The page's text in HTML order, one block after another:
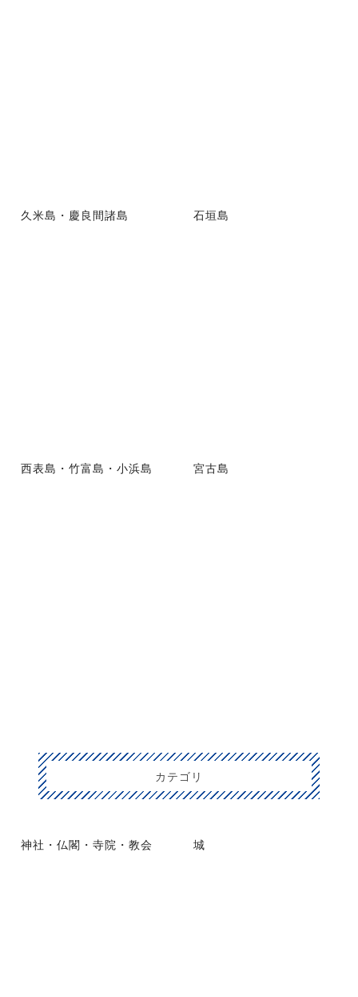
久米島・慶良間諸島 石垣島
西表島・竹富島・小浜島 宮古島
カテゴリ
神社・仏閣・寺院・教会 城